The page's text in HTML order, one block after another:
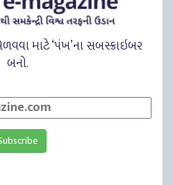
માટે ‘પંખ’ના સબસ્ક્રાઇબર
બનો.